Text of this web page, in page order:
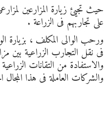
حيث تجيئ زيارة المزارعين
على تجاربهم فى الزراعة .
ورحب الوالى المكلف ، بزيارة
فى نقل التجارب الزراعية بين
والاستفادة من التقانات
والشركات العاملة فى هذا المجال